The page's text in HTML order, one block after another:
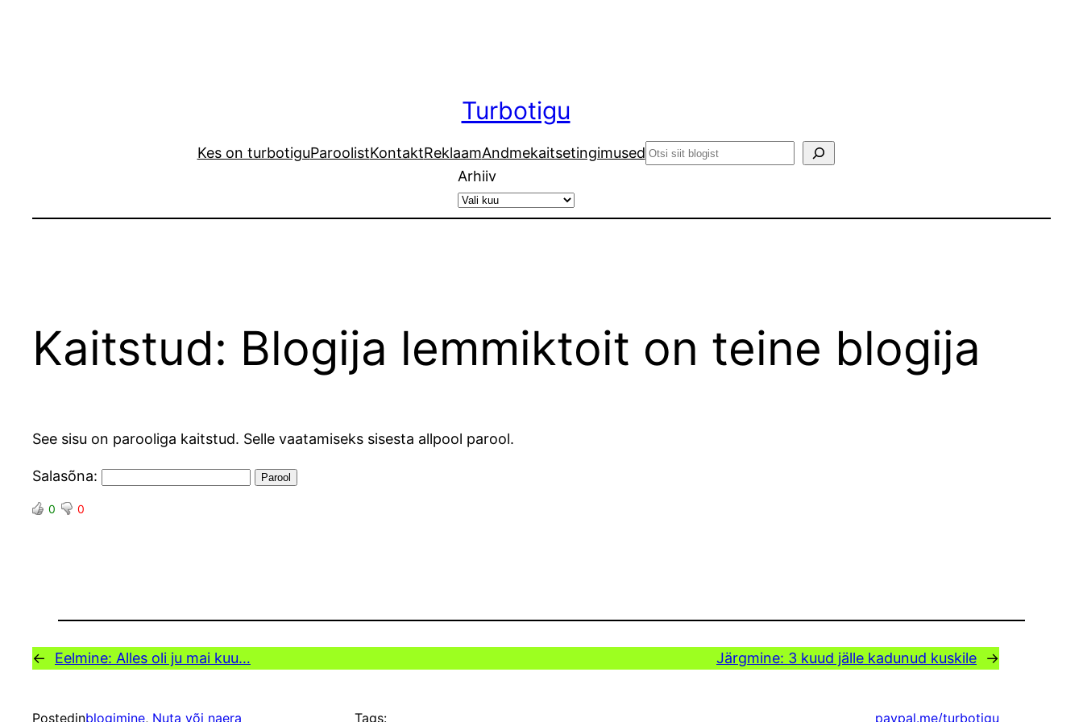
Turbotigu
Kes on turbotiguParoolistKontaktReklaamAndmekaitsetingimusedSearch
Arhiiv
Kaitstud: Blogija lemmiktoit on teine blogija
See sisu on parooliga kaitstud. Selle vaatamiseks sisesta allpool parool.
Salasõna:
0 0
← Eelmine: Alles oli ju mai kuu… Järgmine: 3 kuud jälle kadunud kuskile →
Postedinblogimine, Nuta või naera Tags: paypal.me/turbotigu